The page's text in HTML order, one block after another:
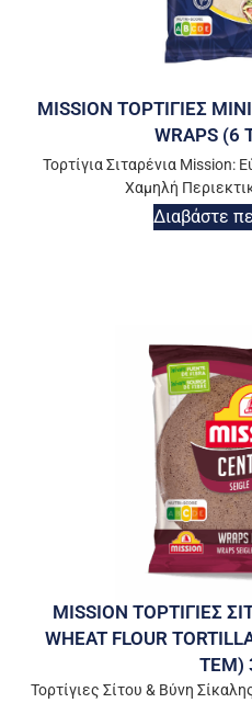
MISSION ΤΟΡΤΙΓΙΕΣ
WRAPS (6
Τορτίγια Σιταρένια Mission:
Χαμηλή
Διαβάστε
MISSION ΤΟΡΤΙΓΙΕΣ
WHEAT FLOUR
ΤΕΜ)
Τορτίγιες Σίτου & Βύνη